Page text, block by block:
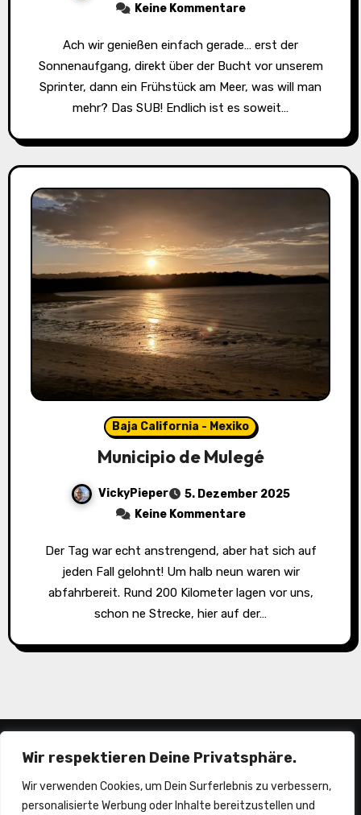
Wir respektieren Deine Privatsphäre.
Wir verwenden Cookies, um Dein Surferlebnis zu verbessern,
personalisierte Werbung oder Inhalte bereitzustellen und
Keine Kommentare
Ach wir genießen einfach gerade… erst der
Sonnenaufgang, direkt über der Bucht vor unserem
Sprinter, dann ein Frühstück am Meer, was will man
mehr? Das SUB! Endlich ist es soweit…
Baja California - Mexiko
Municipio de Mulegé
VickyPieper
5. Dezember 2025
Keine Kommentare
Der Tag war echt anstrengend, aber hat sich auf
jeden Fall gelohnt! Um halb neun waren wir
abfahrbereit. Rund 200 Kilometer lagen vor uns,
schon ne Strecke, hier auf der…